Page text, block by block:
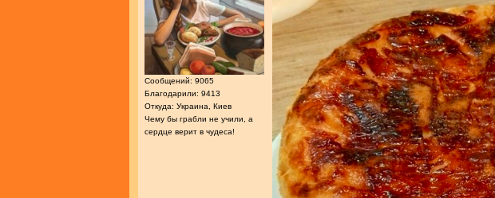
Сообщений: 9065
Благодарили: 9413
Откуда: Украина, Киев
Чему бы грабли не учили, а
сердце верит в чудеса!